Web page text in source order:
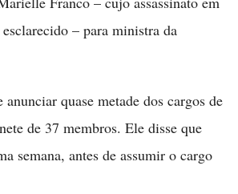
– para ministra da
quase metade dos cargos de
de 37 membros. Ele disse que
semana, antes de assumir o cargo